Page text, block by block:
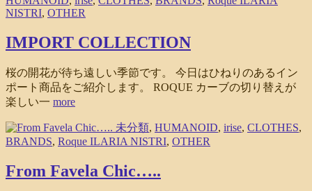
NISTRI, OTHER
IMPORT COLLECTION
桜の開花が待ち遠しい季節です。 今日はひねりのあるイン
ポート商品をご紹介します。 ROQUE カーブの切り替えが
楽しい一 more
未分類, HUMANOID, irise, CLOTHES,
BRANDS, Roque ILARIA NISTRI, OTHER
From Favela Chic…..